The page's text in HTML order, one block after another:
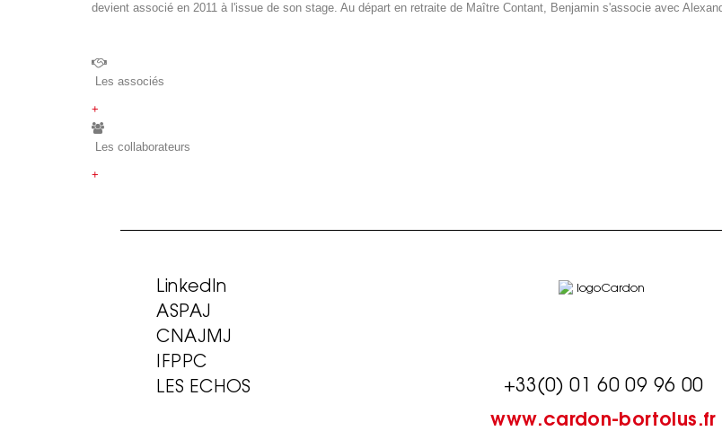
devient associé en 2011 à l'issue de son stage. Au départ en retraite de Maître Contant, Benjamin s'associe avec
Les associés
+
Les collaborateurs
+
LinkedIn
ASPAJ
CNAJMJ
IFPPC
LES ECHOS
+33(0) 01 60 09 96 00
www.cardon-bortolus.fr